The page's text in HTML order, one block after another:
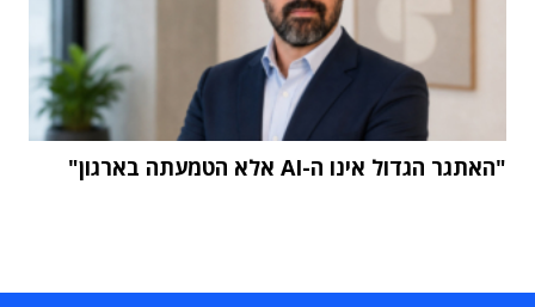
"האתגר הגדול אינו ה-AI אלא הטמעתה בארגון"